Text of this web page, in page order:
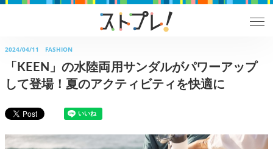
2024/04/11 FASHION
「KEEN」の水陸両用サンダルがパワーアップ
して登場！夏のアクティビティを快適に